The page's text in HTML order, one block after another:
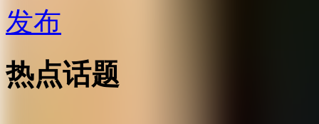
发布
热点话题